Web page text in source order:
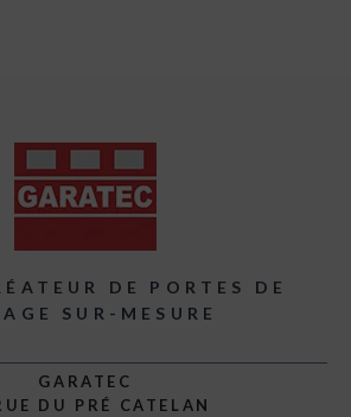
DE PORTES DE
SUR-MESURE
GARATEC
DU PRÉ CATELAN